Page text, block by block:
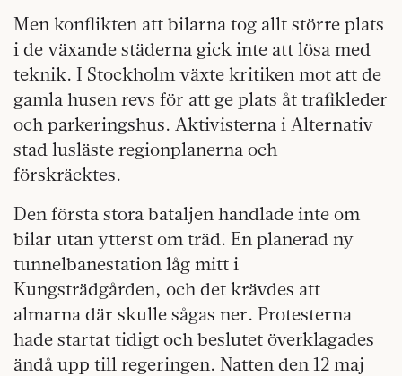
Men konflikten att bilarna tog allt större plats
i de växande städerna gick inte att lösa med
teknik. I Stockholm växte kritiken mot att de
gamla husen revs för att ge plats åt trafikleder
och parkeringshus. Aktivisterna i Alternativ
stad lusläste regionplanerna och
förskräcktes.
Den första stora bataljen handlade inte om
bilar utan ytterst om träd. En planerad ny
tunnelbanestation låg mitt i
Kungsträdgården, och det krävdes att
almarna där skulle sågas ner. Protesterna
hade startat tidigt och beslutet överklagades
ändå upp till regeringen. Natten den 12 maj